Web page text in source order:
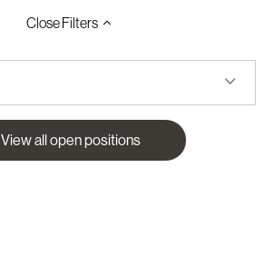
CloseFilters
View all open positions